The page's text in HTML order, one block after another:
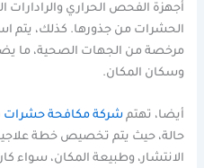
أجهزة الفحص الحراري والرادارات
الحشرات من جذورها. كذلك، يتم
مرخصة من الجهات الصحية، ما
وسكان المكان.
أيضا، تهتمشركة مكافحة حشرات
حالة، حيث يتم تخصيص خطة
الانتشار، وطبيعة المكان، سواء